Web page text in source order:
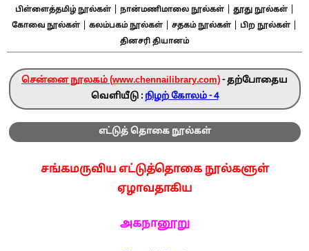
பிள்ளைத்தமிழ் நூல்கள்| நான்மணிமாலை நூல்கள்| தூது நூல்கள்|
கோவை நூல்கள் கலம்பகம் நூல்கள் சதகம் நூல்கள் பிற நூல்கள்
தினசரி தியானம்
சென்னை நூலகம் (www.chennailibrary.com)- தற்போதைய
வெளியீடு : நிழற் கோலம் - 4
எட்டுத் தொகை நூல்கள்
சங்கமருவிய எட்டுத்தொகை நூல்களுள்
ஏழாவதாகிய
அகநானூறு